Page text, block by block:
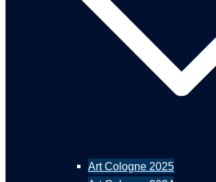
Art Cologne 2025